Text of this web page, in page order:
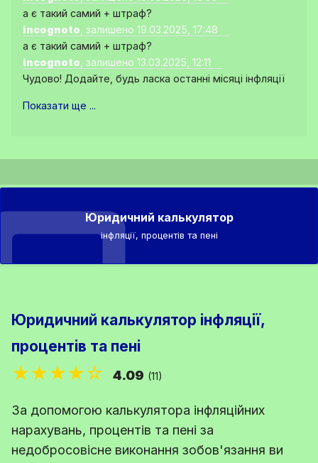
а є такий самий + штраф?
incognoto , залишено 19.03.2025, 17:48
а є такий самий + штраф?
incognoto , залишено 13.03.2025, 12:11
Чудово! Додайте, будь ласка останні місяці інфляції
Показати ще ...
Юридичний калькулятор
інфляції, процентів та пені
Юридичний калькулятор інфляції,
процентів та пені
★★★★☆ 4.09 (11)
За допомогою калькулятора інфляційних
нарахувань, процентів та пені за
недобросовісне виконання зобов'язання ви